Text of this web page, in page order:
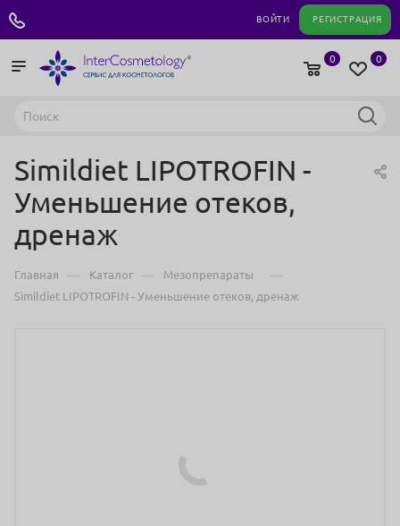
ВОЙТИ РЕГИСТРАЦИЯ
0
0
Simildiet LIPOTROFIN -
Уменьшение отеков,
дренаж
Главная — Каталог — Мезопрепараты —
Simildiet LIPOTROFIN - Уменьшение отеков, дренаж